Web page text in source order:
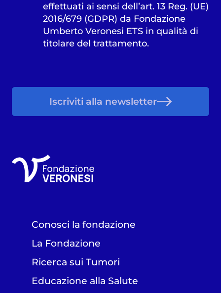
effettuati ai sensi dell’art. 13 Reg. (UE)
2016/679 (GDPR) da Fondazione
Umberto Veronesi ETS in qualità di
titolare del trattamento.
Iscriviti alla newsletter
Conosci la fondazione
La Fondazione
Ricerca sui Tumori
Educazione alla Salute